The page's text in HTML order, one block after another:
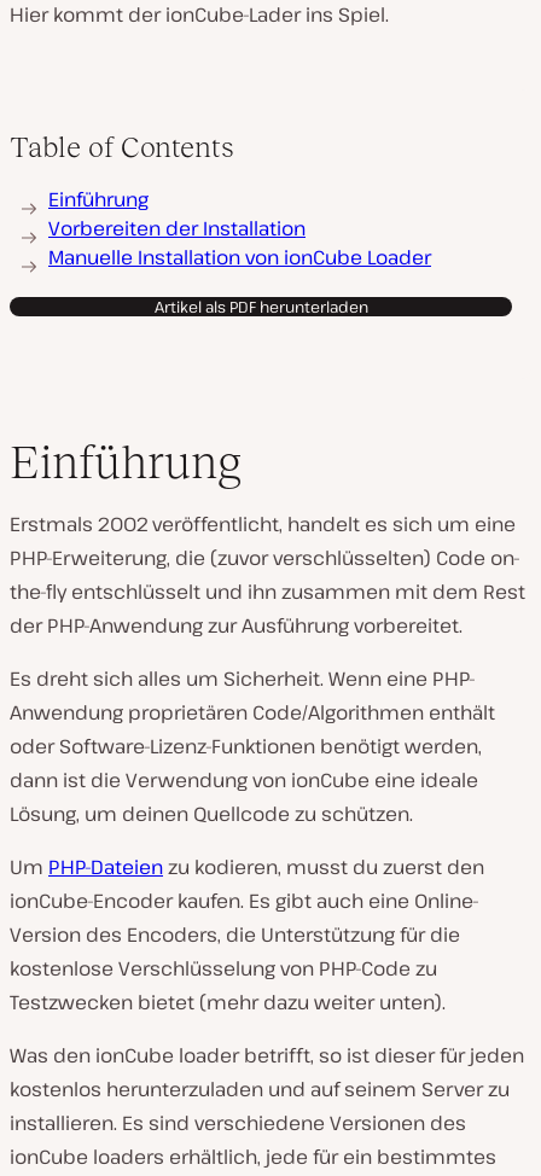
Hier kommt der ionCube-Lader ins Spiel.
Table of Contents
Einführung
Vorbereiten der Installation
Manuelle Installation von ionCube Loader
Artikel als PDF herunterladen
Einführung
Erstmals 2002 veröffentlicht, handelt es sich um eine
PHP-Erweiterung, die (zuvor verschlüsselten) Code on-
the-fly entschlüsselt und ihn zusammen mit dem Rest
der PHP-Anwendung zur Ausführung vorbereitet.
Es dreht sich alles um Sicherheit. Wenn eine PHP-
Anwendung proprietären Code/Algorithmen enthält
oder Software-Lizenz-Funktionen benötigt werden,
dann ist die Verwendung von ionCube eine ideale
Lösung, um deinen Quellcode zu schützen.
Um PHP-Dateienzu kodieren, musst du zuerst den
ionCube-Encoder kaufen. Es gibt auch eine Online-
Version des Encoders, die Unterstützung für die
kostenlose Verschlüsselung von PHP-Code zu
Testzwecken bietet (mehr dazu weiter unten).
Was den ionCube loader betrifft, so ist dieser für jeden
kostenlos herunterzuladen und auf seinem Server zu
installieren. Es sind verschiedene Versionen des
ionCube loaders erhältlich, jede für ein bestimmtes